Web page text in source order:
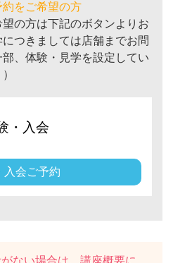
をご希望の方
の方は下記のボタンよりお
つきましては店舗までお問
、体験・見学を設定してい
・入会
入会ご予約
がない場合は、講座概要に